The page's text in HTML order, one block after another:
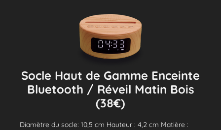
Socle Haut de Gamme Enceinte
Bluetooth / Réveil Matin Bois
(38€)
Diamètre du socle: 10,5 cm Hauteur : 4,2 cm Matière :